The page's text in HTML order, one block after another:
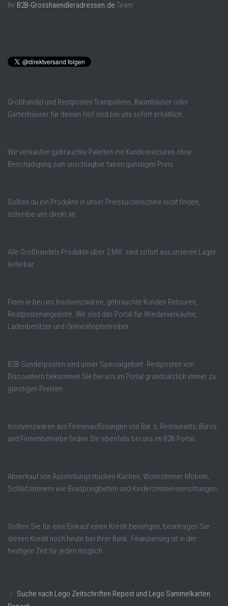
Ihr B2B-Grosshaendleradressen.de Team
Großhandel und Restposten Trampoliens, Baumhäuser oder
Gartenhäuser für deinen Hof sind bei uns sofort erhältlich.
Wir verkaufen gebrauchte Paletten mit Kundenretouren ohne
Beschädigung zum unschlagbar fairen günstigen Preis.
Sollten du ein Produkte in unser Preissuchmschine nicht finden,
schreibe uns direkt an.
Alle Großhandels Produkte über 2 Mill. sind sofort aus unseren Lager
lieferbar.
Finen ie bei uns Insolvenzwaren, gebrauchte Kunden Retouren,
Restpostenangebote. Wir sind das Portal für Wiederverkäufer,
Ladenbesitzer und Onlineshopbetreiber.
B2B Sonderposten sind unser Specialgebiet. Restposten von
Discountern bekommen Sie bei uns im Portal grundsätzlich immer zu
günstigen Preisen.
Insolvenzwaren aus Firmenauflösungen von Bar´s, Restaurants, Büros
und Firmenbetriebe finden SIe ebenfalls bei uns im B2B Portal.
Abverkauf von Ausstellungsstücken Küchen, Wohnzimmer Möbeln,
Schlafzimmern wie Boxspringbetten und Kinderzimmereinrichtungen.
Sollten Sie für eine Einkauf einen Kredit benötigen, beantragen Sie
diesen Kredit noch heute bei Ihrer Bank. Finanzierung ist in der
heutigen Zeit für jeden möglich.
Suche nach Lego Zeitschriften Repost und Lego Sammelkarten